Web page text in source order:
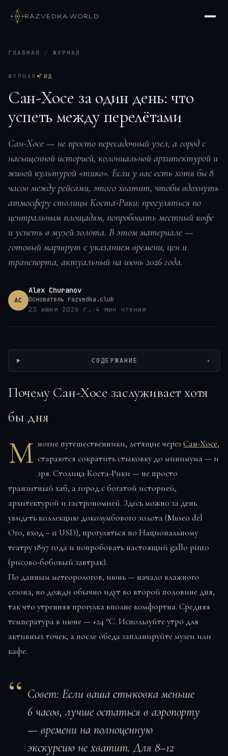
RAZVEDKA·WORLD
ГЛАВНАЯ / ЖУРНАЛ
ЖУРНАЛ ГИД
Сан-Хосе за один день: что
успеть между перелётами
Сан-Хосе — не просто пересадочный узел, а город с
насыщенной историей, колониальной архитектурой и
живой культурой «тико». Если у вас есть хотя бы 8
часов между рейсами, этого хватит, чтобы вдохнуть
атмосферу столицы Коста-Рики: прогуляться по
центральным площадям, попробовать местный кофе
и успеть в музей золота. В этом материале —
готовый маршрут с указанием времени, цен и
транспорта, актуальный на июнь 2026 года.
AC
Alex Churanov
Основатель razvedka.club
23 июня 2026 г. · 4 мин чтения
СОДЕРЖАНИЕ ▾
Почему Сан-Хосе заслуживает хотя
бы дня
М ногие путешественники, летящие черезСан-Хосе,
стараются сократить стыковку до минимума — и
зря. Столица Коста-Рики — не просто
транзитный хаб, а город с богатой историей,
архитектурой и гастрономией. Здесь можно за день
увидеть коллекцию доколумбового золота (Museo del
Oro, вход – 11 USD), прогуляться по Национальному
театру 1897 года и попробовать настоящий gallo pinto
(рисово-бобовый завтрак).
По данным метеорологов, июнь — начало влажного
сезона, но дожди обычно идут во второй половине дня,
так что утренняя прогулка вполне комфортна. Средняя
температура в июне — +24 °C. Используйте утро для
активных точек, а после обеда запланируйте музеи или
кафе.
Совет: Если ваша стыковка меньше
6 часов, лучше остаться в аэропорту
— времени на полноценную
экскурсию не хватит. Для 8–12